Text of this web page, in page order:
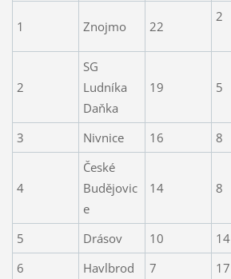
1 Znojmo 22
2
2
SG
Ludníka
Daňka
19 5
3 Nivnice 16 8
4
České
Budějovic
e
14 8
5 Drásov 10 14
6
Havlbrod 7 17